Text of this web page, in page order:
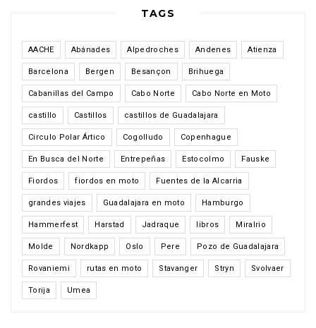
TAGS
AACHE Abánades Alpedroches Andenes Atienza
Barcelona Bergen Besançon Brihuega
Cabanillas del Campo Cabo Norte Cabo Norte en Moto
castillo Castillos castillos de Guadalajara
Circulo Polar Ártico Cogolludo Copenhague
En Busca del Norte Entrepeñas Estocolmo Fauske
Fiordos fiordos en moto Fuentes de la Alcarria
grandes viajes Guadalajara en moto Hamburgo
Hammerfest Harstad Jadraque libros Miralrio
Molde Nordkapp Oslo Pere Pozo de Guadalajara
Rovaniemi rutas en moto Stavanger Stryn Svolvaer
Torija Umea